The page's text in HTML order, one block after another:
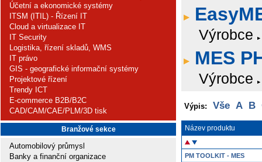
Účetní a ekonomické systémy
ITSM (ITIL) - Řízení IT
Cloud a virtualizace IT
IT Security
Logistika, řízení skladů, WMS
IT právo
GIS - geografické informační systémy
Projektové řízení
Trendy ICT
E-commerce B2B/B2C
CAD/CAM/CAE/PLM/3D tisk
Branžové sekce
Automobilový průmysl
Banky a finanční organizace
Výrobce
MES
Výrobce
Výpis: Vše A B
Název produktu
PM TOOLKIT - MES